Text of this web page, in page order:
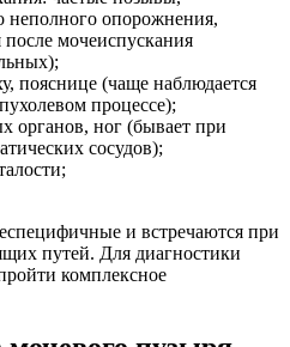
неполного опорожнения,
мочеиспускания
пояснице (чаще наблюдается
процессе);
органов, ног (бывает при
сосудов);
и встречаются при
путей. Для диагностики
комплексное